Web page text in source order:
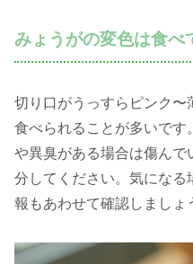
みょうがの変色は食べ
切り口がうっすらピンク〜
食べられることが多いです
や異臭がある場合は傷ん
分してください。気になる
報もあわせて確認しましょ